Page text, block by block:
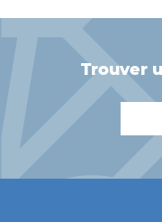
trouver